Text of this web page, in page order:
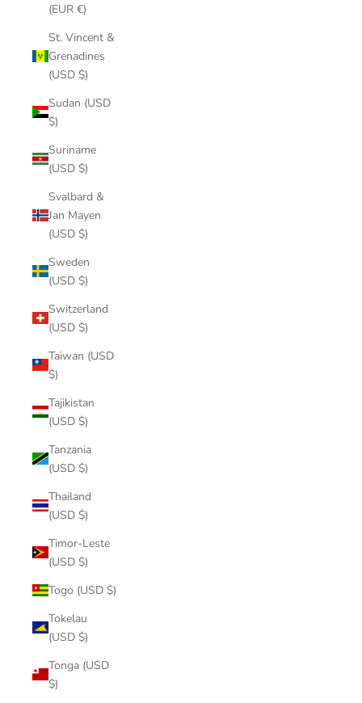
(EUR €)
St. Vincent &
Grenadines
(USD $)
Sudan (USD
$)
Suriname
(USD $)
Svalbard &
Jan Mayen
(USD $)
Sweden
(USD $)
Switzerland
(USD $)
Taiwan (USD
$)
Tajikistan
(USD $)
Tanzania
(USD $)
Thailand
(USD $)
Timor-Leste
(USD $)
Togo (USD $)
Tokelau
(USD $)
Tonga (USD
$)